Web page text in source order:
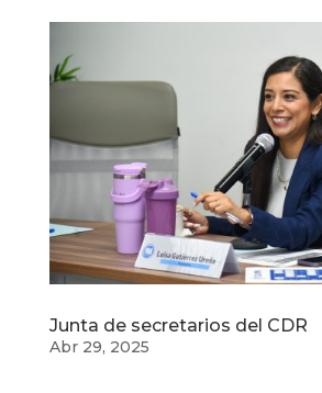
Junta de secretarios del CDR
Abr 29, 2025